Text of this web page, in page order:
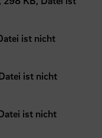
ist nicht
ist nicht
ist nicht